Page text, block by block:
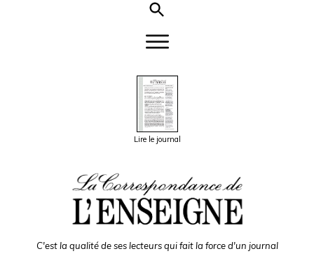
Lire le journal
C'est la qualité de ses lecteurs qui fait la force d'un journal